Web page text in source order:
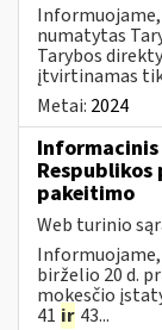
numatytas
Tarybos
įtvirtinamas
Metai: 2024
pakeitimo
Web turinio
Informuojame,
birželio 20 d.
mokesčio
41 ir 43...